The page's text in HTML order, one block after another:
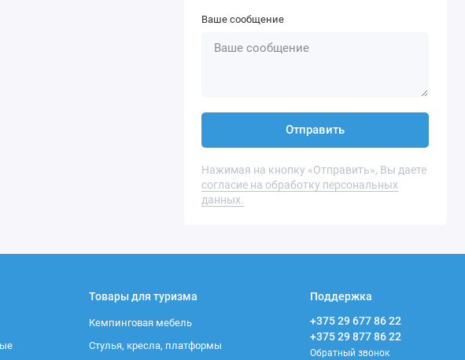
Ваше сообщение
Отправить
Нажимая на кнопку «Отправить», Вы даете
согласие на обработку персональных
данных.
Товары для туризма
Кемпинговая мебель
Стулья, кресла, платформы
Поддержка
+375 29 677 86 22
+375 29 877 86 22
Обратный звонок